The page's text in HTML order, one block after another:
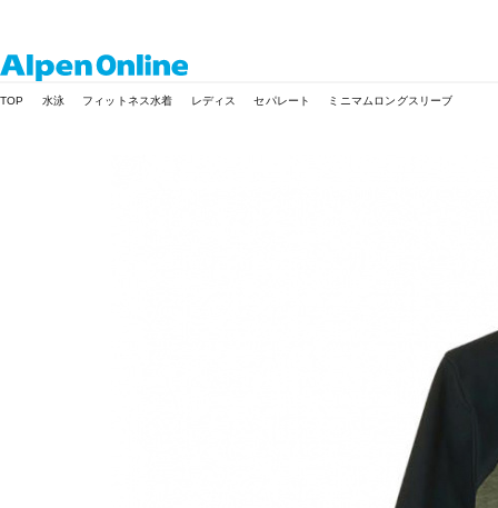
Online
TOP 水泳 フィットネス水着 レディス セパレート ミニマムロングスリーブ